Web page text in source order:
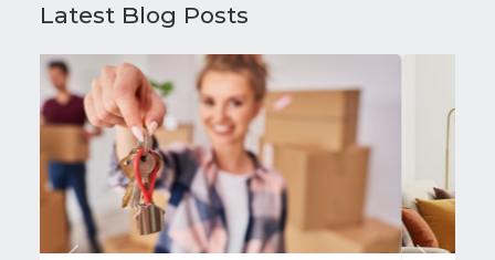
Latest Blog Posts